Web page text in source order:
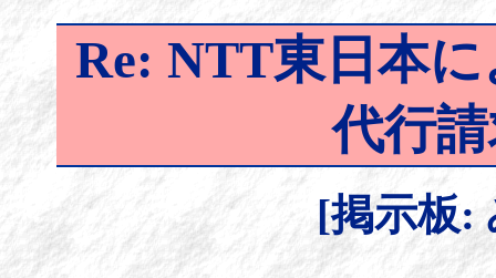
Re: NTT東日本
代行
[掲示板: